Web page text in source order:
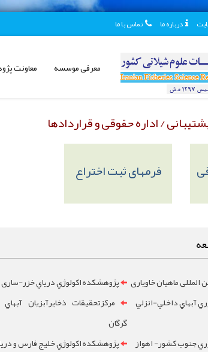
درباره ما تماس با ما
معرفی موسسه معاونت
/ اداره حقوقی و قراردادها
فرمهای ثبت اختراع
ماهیان خاویاری
پژوهشکده اکولوژي درياي خزر-ساری
آبهاي داخلي-انزلي
مرکزتحقيقات ذخايرآبزيان
گرگان
جنوب کشور- اهواز
پژوهشکده اکولوژي خليج فارس و